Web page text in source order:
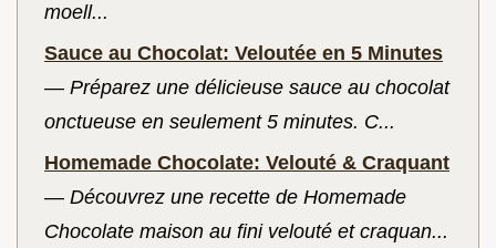
moell...
Sauce au Chocolat: Veloutée en 5 Minutes
— Préparez une délicieuse sauce au chocolat
onctueuse en seulement 5 minutes. C...
Homemade Chocolate: Velouté & Craquant
— Découvrez une recette de Homemade
Chocolate maison au fini velouté et craquan...